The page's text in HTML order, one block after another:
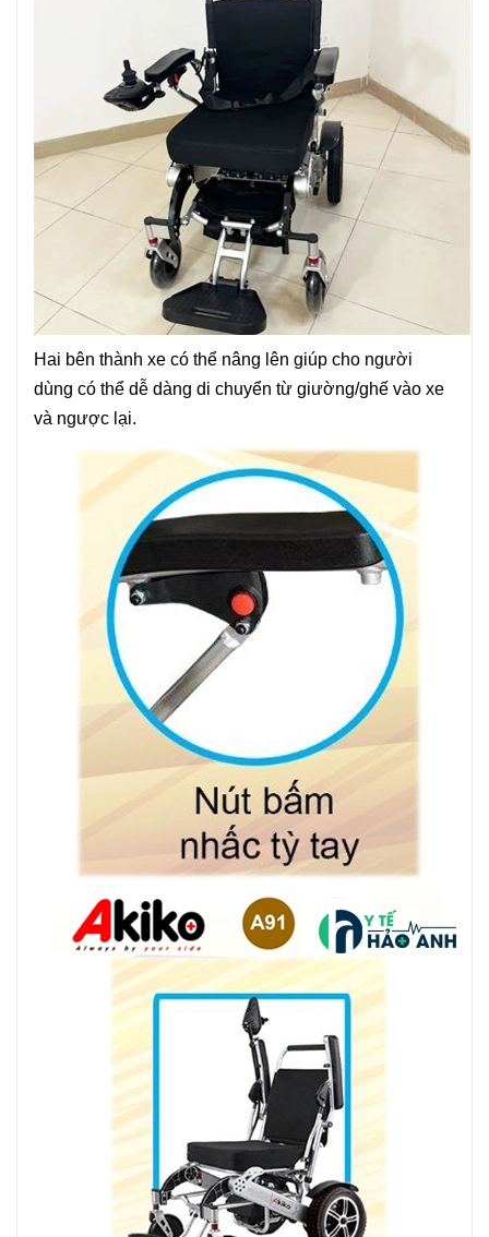
Hai bên thành xe có thể nâng lên giúp cho người
dùng có thể dễ dàng di chuyển từ giường/ghế vào xe
và ngược lại.